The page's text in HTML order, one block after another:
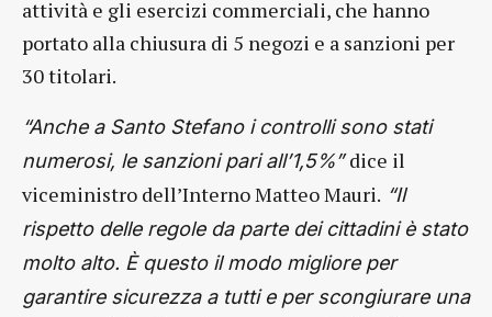
attività e gli esercizi commerciali, che hanno
portato alla chiusura di 5 negozi e a sanzioni per
30 titolari.
“Anche a Santo Stefano i controlli sono stati
numerosi, le sanzioni pari all’1,5%”dice il
viceministro dell’Interno Matteo Mauri. “Il
rispetto delle regole da parte dei cittadini è stato
molto alto. È questo il modo migliore per
garantire sicurezza a tutti e per scongiurare una